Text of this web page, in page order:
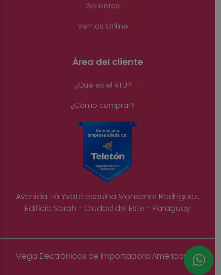
Gerentes
Ventas Online
Área del cliente
¿Qué es el RTU?
¿Cómo comprar?
Avenida Itá Yvaté esquina Monseñor Rodríguez,
Edificio Sarah - Ciudad del Este - Paraguay
Mega Electrónicos de Importadora Américas S.A